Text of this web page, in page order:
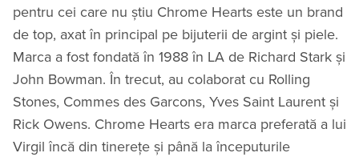
pentru cei care nu știu Chrome Hearts este un brand
de top, axat în principal pe bijuterii de argint și piele.
Marca a fost fondată în 1988 în LA de Richard Stark și
John Bowman. În trecut, au colaborat cu Rolling
Stones, Commes des Garcons, Yves Saint Laurent și
Rick Owens. Chrome Hearts era marca preferată a lui
Virgil încă din tinerețe și până la începuturile